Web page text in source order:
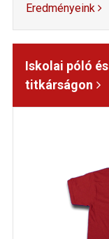
Eredményeink
Iskolai póló
titkárságon